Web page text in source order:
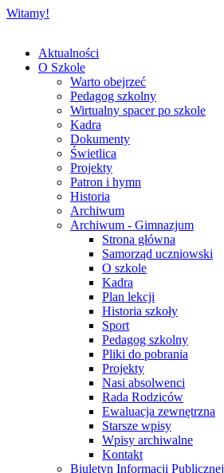
Witamy!
Aktualności
O Szkole
Warto obejrzeć
Pedagog szkolny
Wirtualny spacer po szkole
Kadra
Dokumenty
Świetlica
Projekty
Patron i hymn
Historia
Archiwum
Archiwum - Gimnazjum
Strona główna
Samorząd uczniowski
O szkole
Kadra
Plan lekcji
Historia szkoły
Sport
Pedagog szkolny
Pliki do pobrania
Projekty
Nasi absolwenci
Rada Rodziców
Ewaluacja zewnętrzna
Starsze wpisy
Wpisy archiwalne
Kontakt
Biuletyn Informacji Publicznej